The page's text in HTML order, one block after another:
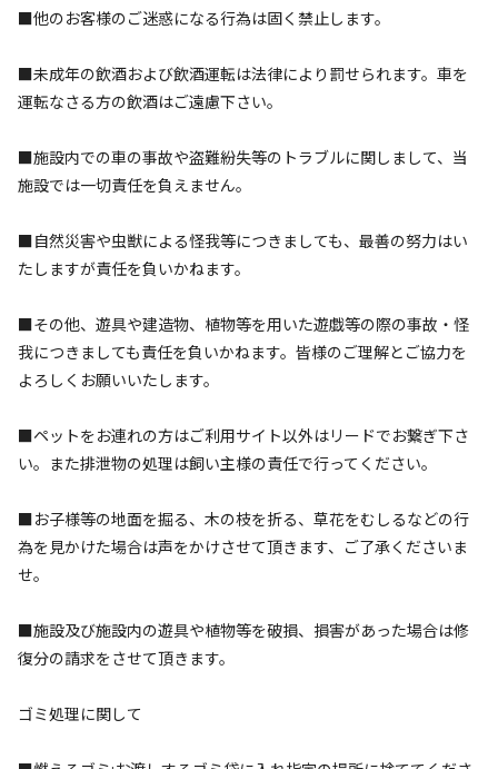
■他のお客様のご迷惑になる行為は固く禁止します。
■未成年の飲酒および飲酒運転は法律により罰せられます。車を
運転なさる方の飲酒はご遠慮下さい。
■施設内での車の事故や盗難紛失等のトラブルに関しまして、当
施設では一切責任を負えません。
■自然災害や虫獣による怪我等につきましても、最善の努力はい
たしますが責任を負いかねます。
■その他、遊具や建造物、植物等を用いた遊戯等の際の事故・怪
我につきましても責任を負いかねます。皆様のご理解とご協力を
よろしくお願いいたします。
■ペットをお連れの方はご利用サイト以外はリードでお繋ぎ下さ
い。また排泄物の処理は飼い主様の責任で行ってください。
■お子様等の地面を掘る、木の枝を折る、草花をむしるなどの行
為を見かけた場合は声をかけさせて頂きます、ご了承くださいま
せ。
■施設及び施設内の遊具や植物等を破損、損害があった場合は修
復分の請求をさせて頂きます。
ゴミ処理に関して
#グループにおすすめ #レンタルあり #ソロにおすすめ
#
天体観測 # 星空撮影 # 携帯電波あり
キャンプ場からのお知らせ
2023.5.19更新
※入場料現地決済となります。（大人880円・子供、犬550
円）
空き状況検索
利用タイプ